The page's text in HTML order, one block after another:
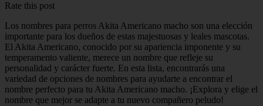
Rate this post
Los nombres para perros Akita Americano macho son una elección
importante para los dueños de estas majestuosas y leales mascotas.
El Akita Americano, conocido por su apariencia imponente y su
temperamento valiente, merece un nombre que refleje su
personalidad y carácter fuerte. En esta lista, encontrarás una
variedad de opciones de nombres para ayudarte a encontrar el
nombre perfecto para tu Akita Americano macho. ¡Explora y elige el
nombre que mejor se adapte a tu nuevo compañero peludo!